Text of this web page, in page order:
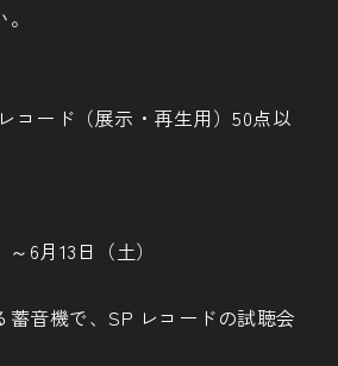
コード（展示・再生用）50点以
6月13日（土）
蓄音機で、SP レコードの試聴会